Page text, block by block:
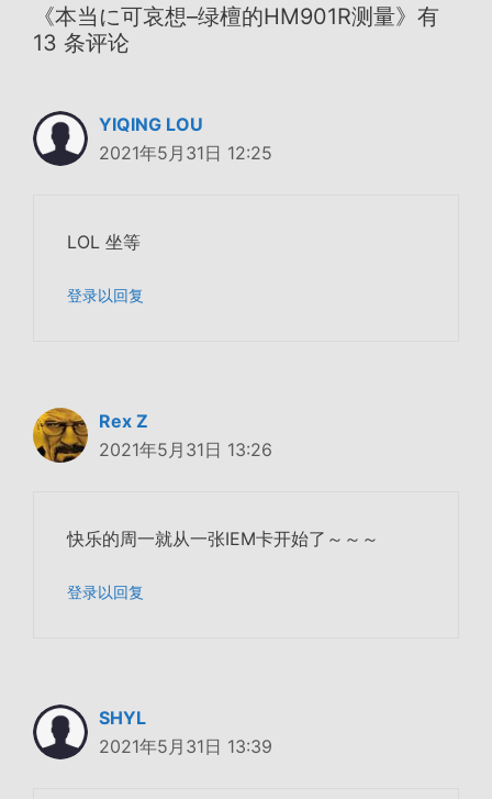
《本当に可哀想–绿檀的HM901R测量》有
13 条评论
YIQING LOU
2021年5月31日 12:25
LOL 坐等
登录以回复
Rex Z
2021年5月31日 13:26
快乐的周一就从一张IEM卡开始了～～～
登录以回复
SHYL
2021年5月31日 13:39